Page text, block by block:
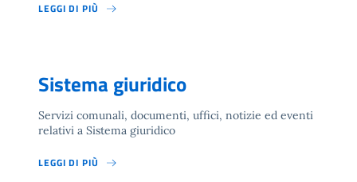
LEGGI DI PIÙ
Sistema giuridico
Servizi comunali, documenti, uffici, notizie ed eventi
relativi a Sistema giuridico
LEGGI DI PIÙ